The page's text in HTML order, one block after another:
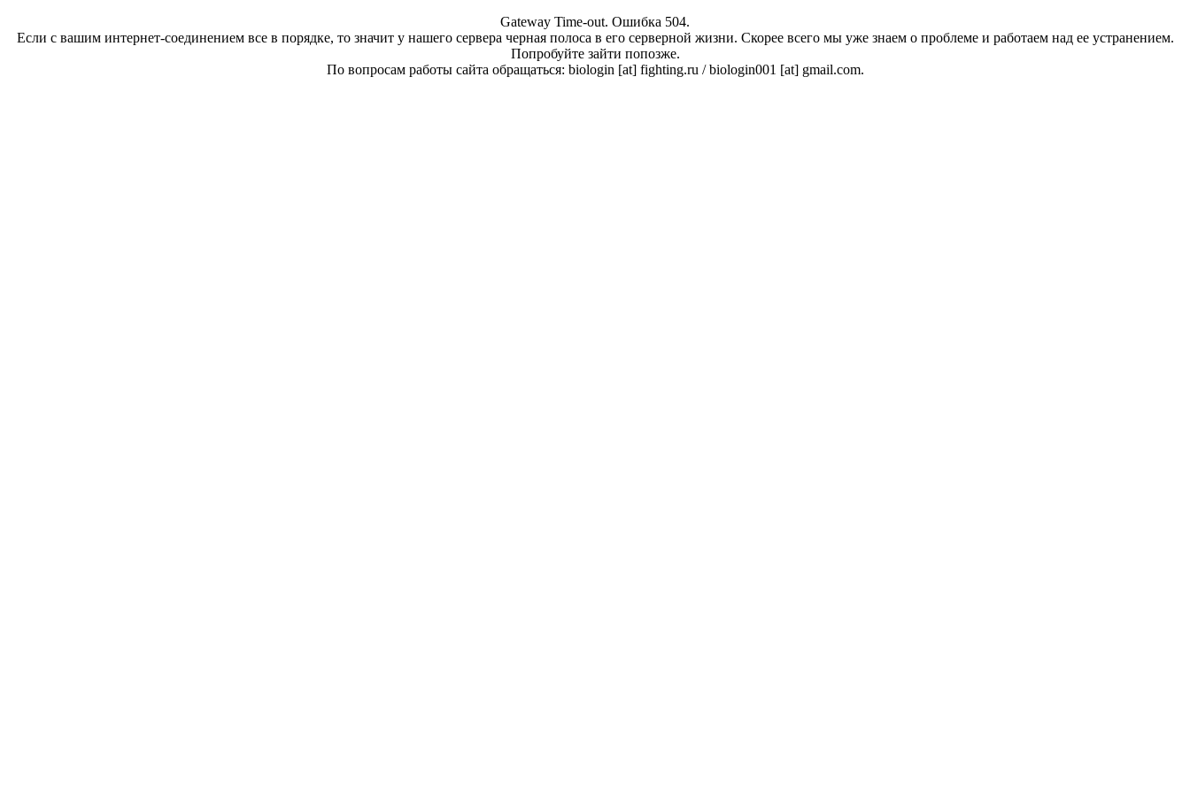
Gateway Time-out. Ошибка 504.
Если с вашим интернет-соединением все в порядке, то значит у нашего сервера черная полоса в его серверной жизни. Скорее всего мы уже знаем о проблеме и работаем над ее устранением.
Попробуйте зайти попозже.
По вопросам работы сайта обращаться: biologin [at] fighting.ru / biologin001 [at] gmail.com.